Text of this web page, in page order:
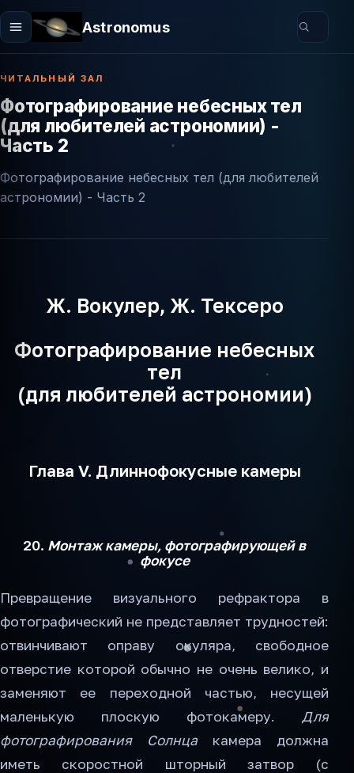
Astronomus
ЧИТАЛЬНЫЙ ЗАЛ
Фотографирование небесных тел
(для любителей астрономии) -
Часть 2
Фотографирование небесных тел (для любителей
астрономии) - Часть 2
Ж. Вокулер, Ж. Тексеро
Фотографирование небесных
тел
(для любителей астрономии)
Глава V. Длиннофокусные камеры
20. Монтаж камеры, фотографирующей в
фокусе
Превращение визуального рефрактора в
фотографический не представляет трудностей:
отвинчивают оправу окуляра, свободное
отверстие которой обычно не очень велико, и
заменяют ее переходной частью, несущей
маленькую плоскую фотокамеру. Для
фотографирования Солнца камера должна
иметь скоростной шторный затвор (с